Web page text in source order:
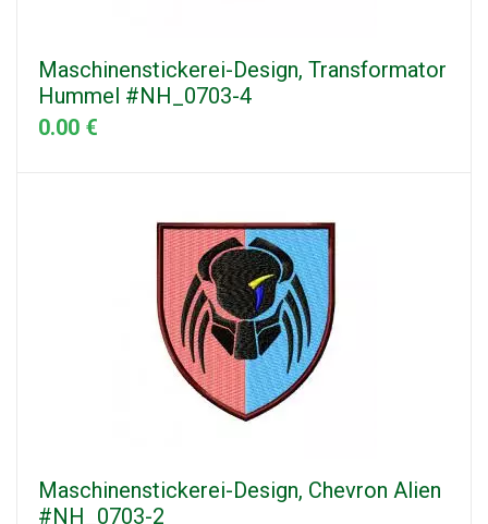
Maschinenstickerei-Design, Transformator
Hummel #NH_0703-4
0.00 €
Maschinenstickerei-Design, Chevron Alien
#NH_0703-2